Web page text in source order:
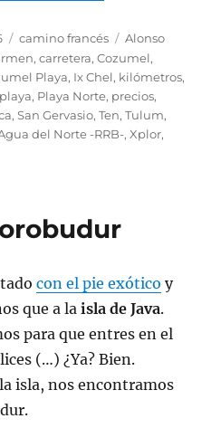
Categorías
camino francés Etiquetas
Alonso
,carretera,Cozumel,
Playa, Ix Chel, kilómetros,
playa, Playa Norte, precios,
,San Gervasio,Ten,Tulum,
del Norte -RRB-,Xplor,
con el pie exótico y
que a laisla de Java.
para que entres en el
(…) ¿Ya? Bien.
isla, nos encontramos